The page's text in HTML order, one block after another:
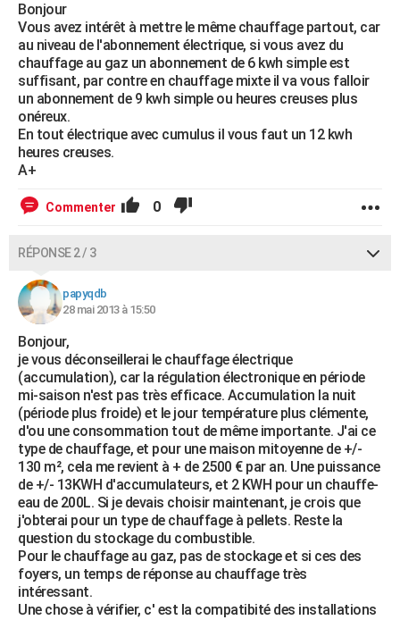
Bonjour
Vous avez intérêt à mettre le même chauffage partout, car
au niveau de l'abonnement électrique, si vous avez du
chauffage au gaz un abonnement de 6 kwh simple est
suffisant, par contre en chauffage mixte il va vous falloir
un abonnement de 9 kwh simple ou heures creuses plus
onéreux.
En tout électrique avec cumulus il vous faut un 12 kwh
heures creuses.
A+
Commenter 0
RÉPONSE 2 / 3
papyqdb
28 mai 2013 à 15:50
Bonjour,
je vous déconseillerai le chauffage électrique
(accumulation), car la régulation électronique en période
mi-saison n'est pas très efficace. Accumulation la nuit
(période plus froide) et le jour température plus clémente,
d'ou une consommation tout de même importante. J'ai ce
type de chauffage, et pour une maison mitoyenne de +/-
130 m², cela me revient à + de 2500 € par an. Une puissance
de +/- 13KWH d'accumulateurs, et 2 KWH pour un chauffe-
eau de 200L. Si je devais choisir maintenant, je crois que
j'obterai pour un type de chauffage à pellets. Reste la
question du stockage du combustible.
Pour le chauffage au gaz, pas de stockage et si ces des
foyers, un temps de réponse au chauffage très
intéressant.
Une chose à vérifier, c' est la compatibité des installations